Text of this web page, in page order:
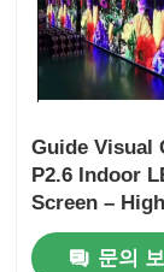
Guide Visual
P2.6 Indoor
Screen – High
Refresh
Professional
문의